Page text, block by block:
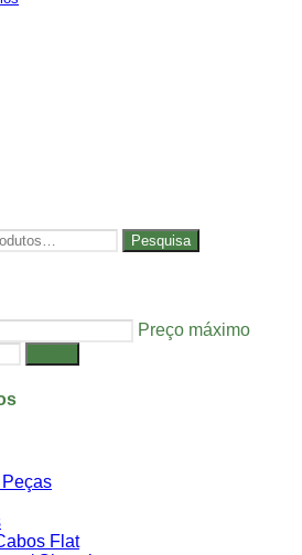
Pesquisa
Preço máximo
Flat